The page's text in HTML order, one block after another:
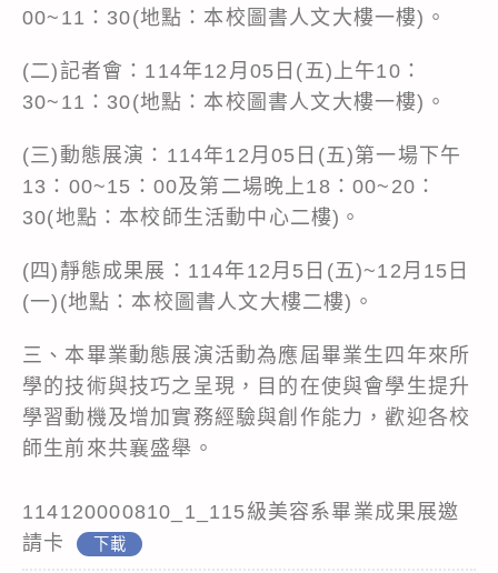
00~11：30(地點：本校圖書人文大樓一樓)。
(二)記者會：114年12月05日(五)上午10：
30~11：30(地點：本校圖書人文大樓一樓)。
(三)動態展演：114年12月05日(五)第一場下午
13：00~15：00及第二場晚上18：00~20：
30(地點：本校師生活動中心二樓)。
(四)靜態成果展：114年12月5日(五)~12月15日
(一)(地點：本校圖書人文大樓二樓)。
三、本畢業動態展演活動為應屆畢業生四年來所
學的技術與技巧之呈現，目的在使與會學生提升
學習動機及增加實務經驗與創作能力，歡迎各校
師生前來共襄盛舉。
114120000810_1_115級美容系畢業成果展邀
請卡
下載